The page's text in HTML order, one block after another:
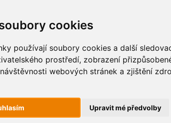
cookies
používají soubory cookies a další
prostředí, zobrazení
webových stránek a zjištění
Upravit mé předvolby
Optické přípojky a
IT outsourcing,